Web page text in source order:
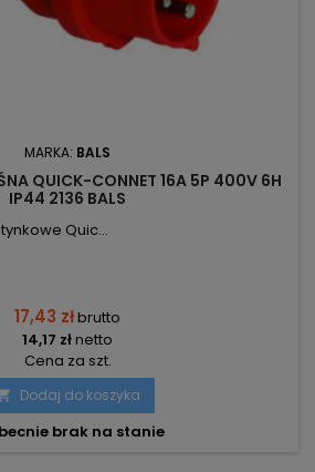
MARKA: BALS
QUICK-CONNET 16A 5P 400V 6H
IP44 2136 BALS
Quic...
17,43 złbrutto
14,17 złnetto
Cena za szt.
Dodaj do koszyka
brak na stanie